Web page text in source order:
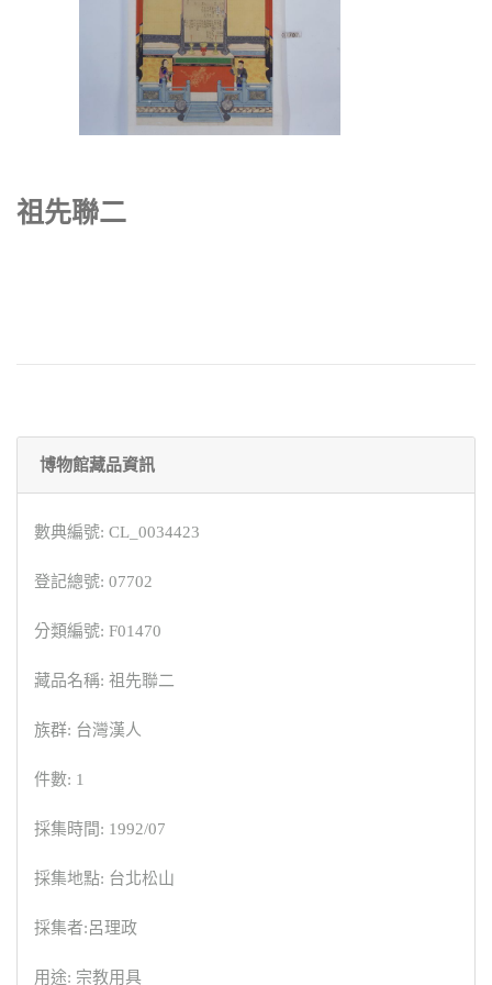
祖先聯二
博物館藏品資訊
數典編號: CL_0034423
登記總號: 07702
分類編號: F01470
藏品名稱: 祖先聯二
族群: 台灣漢人
件數: 1
採集時間: 1992/07
採集地點: 台北松山
採集者:呂理政
用途: 宗教用具